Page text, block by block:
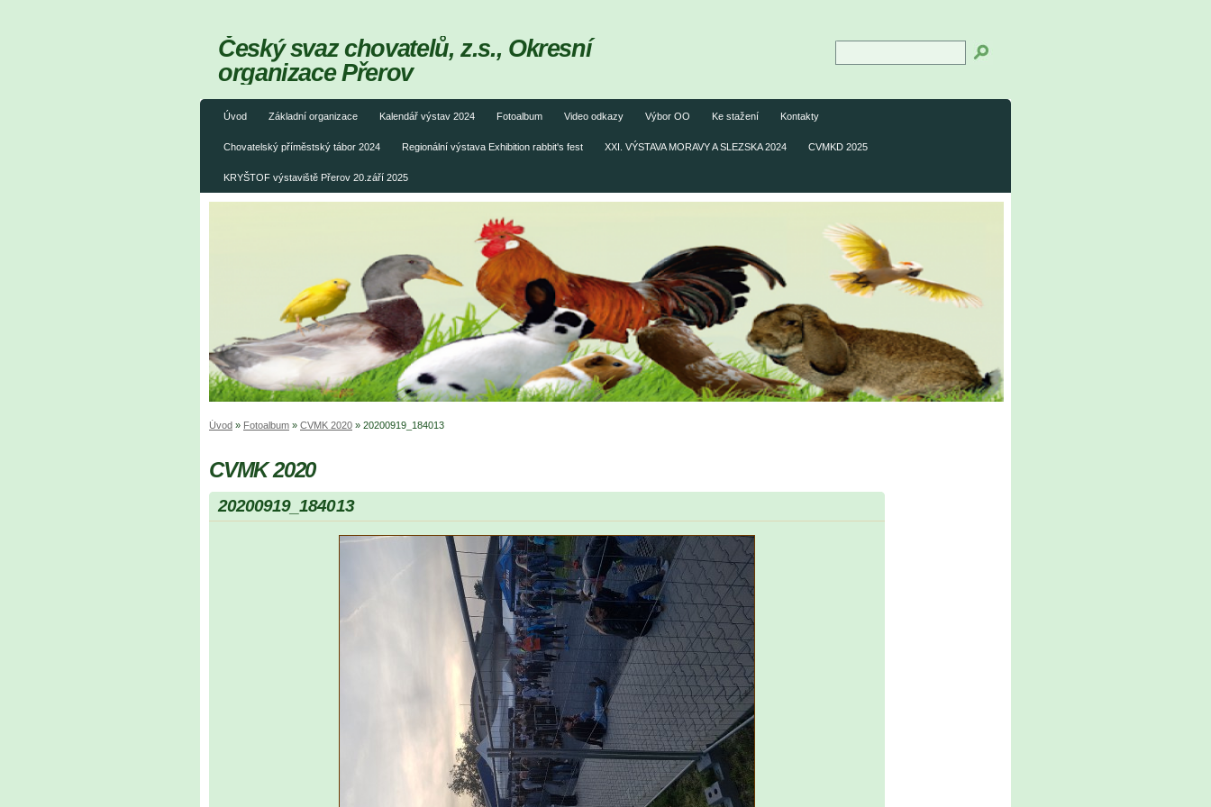
Úvod Základní organizace Kalendář výstav 2024 Fotoalbum Video odkazy Výbor OO Ke stažení Kontakty
Chovatelský příměstský tábor 2024 Regionální výstava Exhibition rabbit's fest XXI. VÝSTAVA MORAVY A SLEZSKA 2024 CVMKD 2025
KRYŠTOF výstaviště Přerov 20.září 2025
Český svaz chovatelů, z.s., Okresní
organizace Přerov
Úvod » Fotoalbum » CVMK 2020 » 20200919_184013
CVMK 2020
20200919_184013